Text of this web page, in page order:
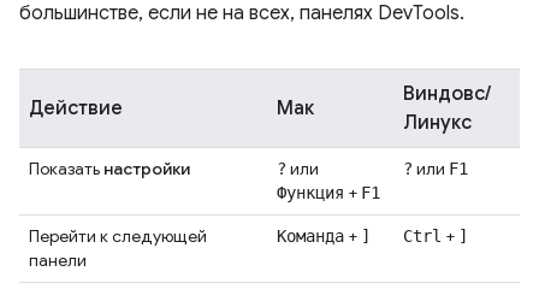
большинстве, если не на всех, панелях DevTools.
Действие Мак
Виндовс/
Линукс
Показать настройки ? или
Функция + F1
? или F1
Перейти к следующей
панели
Команда + ] Ctrl + ]